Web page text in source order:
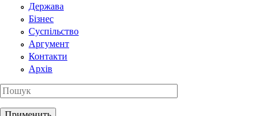
Держава
Бізнес
Суспільство
Аргумент
Контакти
Архів